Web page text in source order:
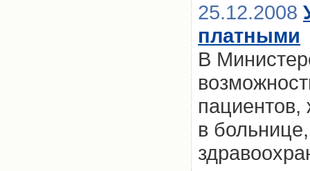
25.12.2008
платными
В
в